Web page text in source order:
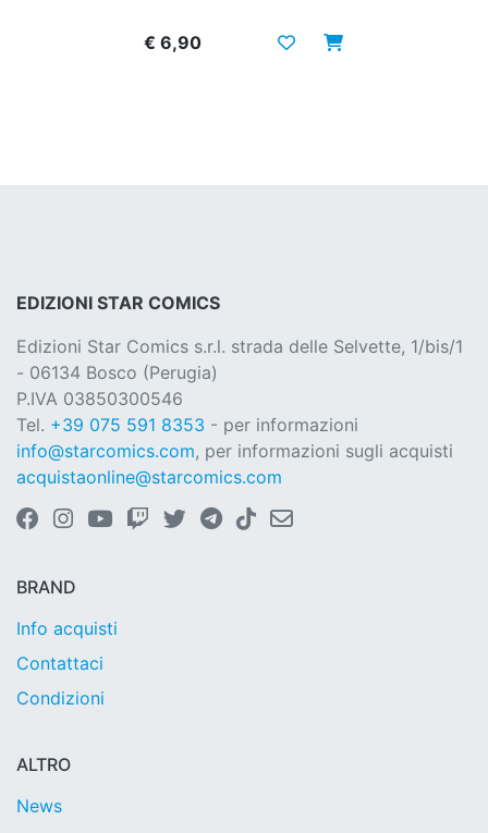
€ 6,90
EDIZIONI STAR COMICS
Edizioni Star Comics s.r.l. strada delle Selvette, 1/bis/1
- 06134 Bosco (Perugia)
P.IVA 03850300546
Tel. +39 075 591 8353 - per informazioni
info@starcomics.com, per informazioni sugli acquisti
acquistaonline@starcomics.com
BRAND
Info acquisti
Contattaci
Condizioni
ALTRO
News